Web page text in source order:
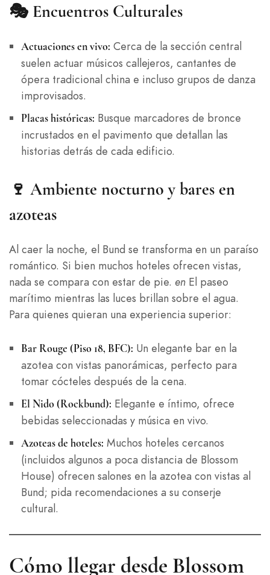
🎭 Encuentros Culturales
Actuaciones en vivo: Cerca de la sección central
suelen actuar músicos callejeros, cantantes de
ópera tradicional china e incluso grupos de danza
improvisados.
Placas históricas: Busque marcadores de bronce
incrustados en el pavimento que detallan las
historias detrás de cada edificio.
🍷 Ambiente nocturno y bares en
azoteas
Al caer la noche, el Bund se transforma en un paraíso
romántico. Si bien muchos hoteles ofrecen vistas,
nada se compara con estar de pie. en El paseo
marítimo mientras las luces brillan sobre el agua.
Para quienes quieran una experiencia superior:
Bar Rouge (Piso 18, BFC): Un elegante bar en la
azotea con vistas panorámicas, perfecto para
tomar cócteles después de la cena.
El Nido (Rockbund): Elegante e íntimo, ofrece
bebidas seleccionadas y música en vivo.
Azoteas de hoteles: Muchos hoteles cercanos
(incluidos algunos a poca distancia de Blossom
House) ofrecen salones en la azotea con vistas al
Bund; pida recomendaciones a su conserje
cultural.
Cómo llegar desde Blossom